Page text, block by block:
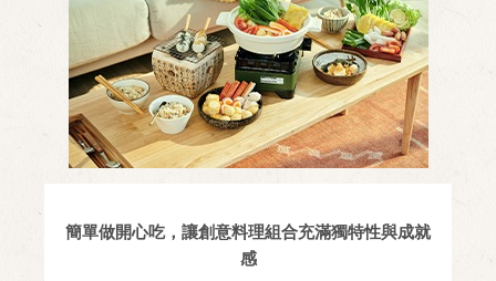
簡單做開心吃，讓創意料理組合充滿獨特性與成就
感